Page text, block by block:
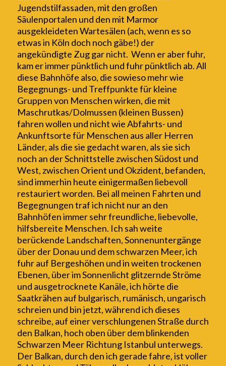
Jugendstilfassaden, mit den großen
Säulenportalen und den mit Marmor
ausgekleideten Wartesälen (ach, wenn es so
etwas in Köln doch noch gäbe!) der
angekündigte Zuggar nicht. Wenn er aber fuhr,
kam er immer pünktlich und fuhr pünktlich ab.All
diese Bahnhöfe also, die sowiesomehr wie
Begegnungs- und Treffpunkte für kleine
Gruppen von Menschen wirken, die mit
Maschrutkas/Dolmussen (kleinen Bussen)
fahren wollen und nicht wie Abfahrts- und
Ankunftsorte für Menschen aus aller Herren
Länder, als die sie gedacht waren, als sie sich
noch an der Schnittstelle zwischenSüdost und
West, zwischen Orient und Okzident, befanden,
sind immerhin heute einigermaßen liebevoll
restauriert worden. Bei all meinen Fahrten und
Begegnungen traf ich nicht nur an den
Bahnhöfenimmer sehr freundliche, liebevolle,
hilfsbereite Menschen. Ich sah weite
berückende Landschaften, Sonnenuntergänge
über der Donau und dem schwarzen Meer,ich
fuhr auf Bergeshöhen und in weiten trockenen
Ebenen, über im Sonnenlicht glitzernde Ströme
und ausgetrocknete Kanäle,ich hörte die
Saatkrähen auf bulgarisch, rumänisch, ungarisch
schreien und bin jetzt, während ich dieses
schreibe, auf einer verschlungenen Straße durch
den Balkan, hoch oben über demblinkenden
Schwarzen Meer Richtung Istanbul unterwegs.
Der Balkan, durch den ich gerade fahre, ist voller